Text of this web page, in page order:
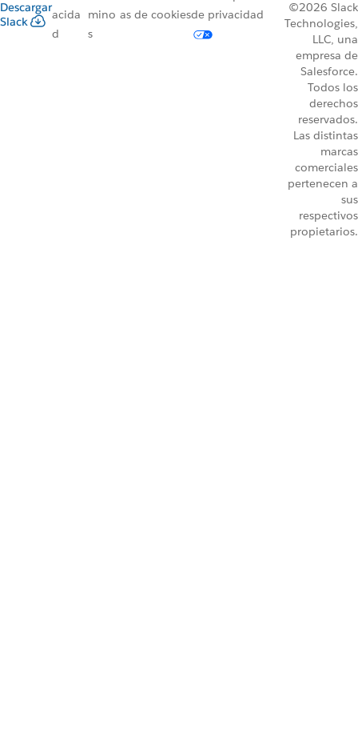
Descargar
Slack
acida
d
mino
s
as de cookiesde privacidad
©2026 Slack
Technologies,
LLC, una
empresa de
Salesforce.
Todos los
derechos
reservados.
Las distintas
marcas
comerciales
pertenecen a
sus
respectivos
propietarios.